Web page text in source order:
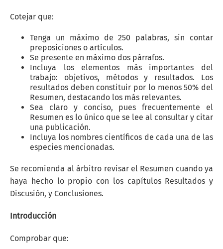
Cotejar que:
Tenga un máximo de 250 palabras, sin contar
preposiciones o artículos.
Se presente en máximo dos párrafos.
Incluya los elementos más importantes del
trabajo: objetivos, métodos y resultados. Los
resultados deben constituir por lo menos 50% del
Resumen, destacando los más relevantes.
Sea claro y conciso, pues frecuentemente el
Resumen es lo único que se lee al consultar y citar
una publicación.
Incluya los nombres científicos de cada una de las
especies mencionadas.
Se recomienda al árbitro revisar el Resumen cuando ya
haya hecho lo propio con los capítulos Resultados y
Discusión, y Conclusiones.
Introducción
Comprobar que: